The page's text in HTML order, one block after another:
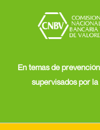
En temas de
supervisados por